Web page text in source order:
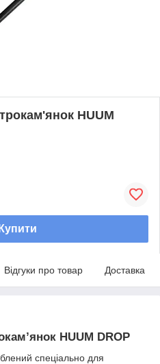
HUUM
Купити
Відгуки про товар Доставка
HUUM DROP
спеціально для